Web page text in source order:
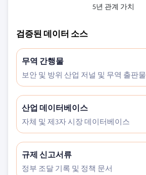
5년 관계 가치
검증된 데이터 소스
무역 간행물
보안 및 방위 산업 저널 및 무역 출판물
산업 데이터베이스
자체 및 제3자 시장 데이터베이스
규제 신고서류
정부 조달 기록 및 정책 문서